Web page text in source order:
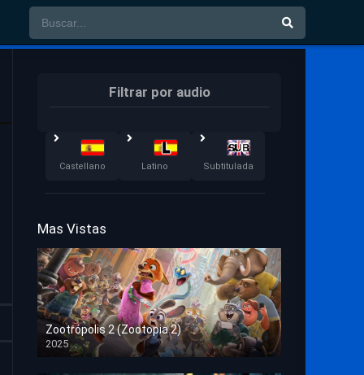
Filtrar por audio
Castellano Latino Subtitulada
Mas Vistas
Zootrópolis 2 (Zootopia 2)
2025
HD 1080p